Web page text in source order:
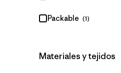
Packable (1)
Filtrar por
Materiales y tejidos